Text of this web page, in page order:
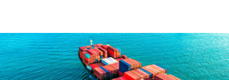
MARINA & OFF-SHORE